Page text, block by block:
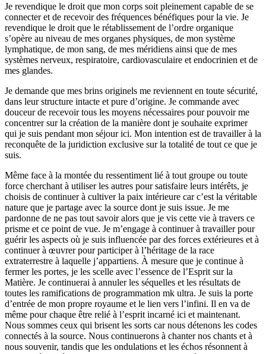
Je revendique le droit que mon corps soit pleinement capable de se
connecter et de recevoir des fréquences bénéfiques pour la vie. Je
revendique le droit que le rétablissement de l’ordre organique
s’opère au niveau de mes organes physiques, de mon système
lymphatique, de mon sang, de mes méridiens ainsi que de mes
systèmes nerveux, respiratoire, cardiovasculaire et endocrinien et de
mes glandes.
Je demande que mes brins originels me reviennent en toute sécurité,
dans leur structure intacte et pure d’origine. Je commande avec
douceur de recevoir tous les moyens nécessaires pour pouvoir me
concentrer sur la création de la manière dont je souhaite exprimer
qui je suis pendant mon séjour ici. Mon intention est de travailler à la
reconquête de la juridiction exclusive sur la totalité de tout ce que je
suis.
Même face à la montée du ressentiment lié à tout groupe ou toute
force cherchant à utiliser les autres pour satisfaire leurs intérêts, je
choisis de continuer à cultiver la paix intérieure car c’est la véritable
nature que je partage avec la source dont je suis issue. Je me
pardonne de ne pas tout savoir alors que je vis cette vie à travers ce
prisme et ce point de vue. Je m’engage à continuer à travailler pour
guérir les aspects où je suis influencée par des forces extérieures et à
continuer à œuvrer pour participer à l’héritage de la race
extraterrestre à laquelle j’appartiens. À mesure que je continue à
fermer les portes, je les scelle avec l’essence de l’Esprit sur la
Matière. Je continuerai à annuler les séquelles et les résultats de
toutes les ramifications de programmation mk ultra. Je suis la porte
d’entrée de mon propre royaume et le lien vers l’infini. Il en va de
même pour chaque être relié à l’esprit incarné ici et maintenant.
Nous sommes ceux qui brisent les sorts car nous détenons les codes
connectés à la source. Nous continuerons à chanter nos chants et à
nous souvenir, tandis que les ondulations et les échos résonnent à